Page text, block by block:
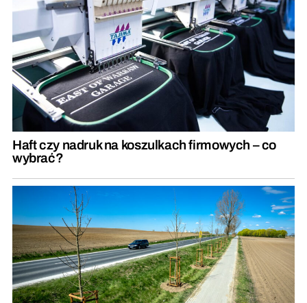
Haft czy nadruk na koszulkach firmowych – co
wybrać?